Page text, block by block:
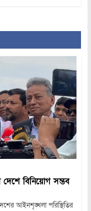
দেশে বিনিয়োগ সম্ভব
আইনশৃঙ্খলা পরিস্থিতির